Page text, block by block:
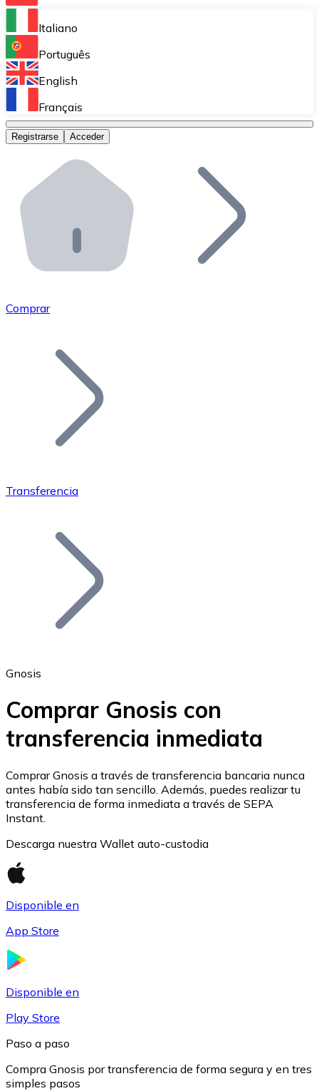
Bitnovo Ramp
Integra nuestra solución en tu plataforma.
Bitnovo Giftcards
Bitnovo OTC
Bitnovo ATM
Integra un ATM Bitnovo en tu negocio y permite que
Bitnovo API
Integra nuestra API en tu ecosistema.
Únete a nuestra red de distribuidores.
Añade tu proyecto a nuestro ecosistema.
Bitcoin
Ethereum
ETH
Italiano
Português
English
Français
Registrarse Acceder
Comprar
Transferencia
Gnosis
Comprar Gnosis con
transferencia inmediata
Comprar Gnosis a través de transferencia bancaria nunca
antes había sido tan sencillo. Además, puedes realizar tu
transferencia de forma inmediata a través de SEPA
Instant.
Descarga nuestra Wallet auto-custodia
Disponible en
App Store
Disponible en
Play Store
Paso a paso
Compra Gnosis por transferencia de forma segura y en tres
simples pasos